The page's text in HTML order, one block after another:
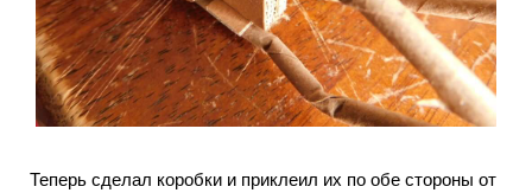
Теперь сделал коробки и приклеил их по обе стороны от